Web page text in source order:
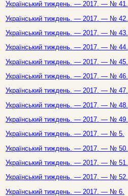
Український тиждень. — 2017. — № 41.
Український тиждень. — 2017. — № 42.
Український тиждень. — 2017. — № 43.
Український тиждень. — 2017. — № 44.
Український тиждень. — 2017. — № 45.
Український тиждень. — 2017. — № 46.
Український тиждень. — 2017. — № 47.
Український тиждень. — 2017. — № 48.
Український тиждень. — 2017. — № 49.
Український тиждень. — 2017. — № 5.
Український тиждень. — 2017. — № 50.
Український тиждень. — 2017. — № 51.
Український тиждень. — 2017. — № 52.
Український тиждень. — 2017. — № 6.